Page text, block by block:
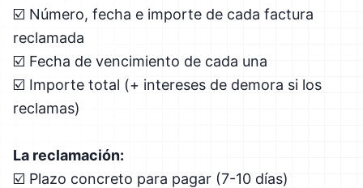
☑️ Número, fecha e importe de cada factura
reclamada
☑️ Fecha de vencimiento de cada una
☑️ Importe total (+ intereses de demora si los
reclamas)
La reclamación:
☑️ Plazo concreto para pagar (7-10 días)